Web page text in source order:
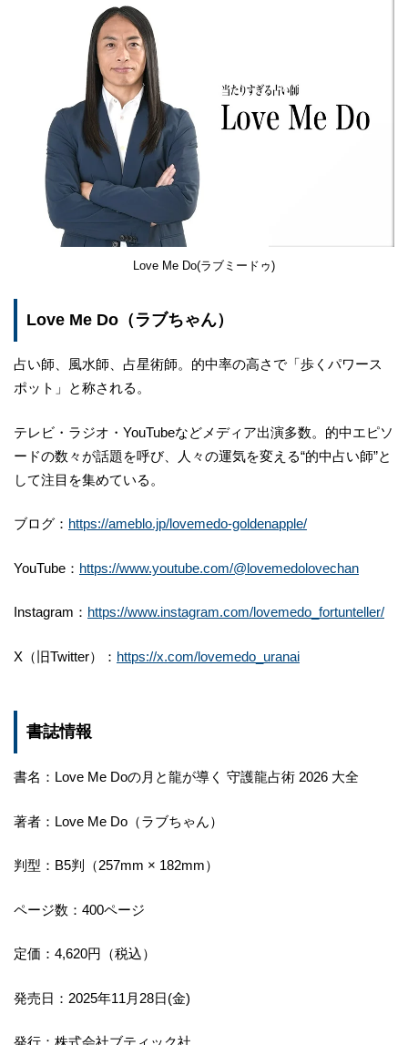
Love Me Do(ラブミードゥ)
Love Me Do（ラブちゃん）
占い師、風水師、占星術師。的中率の高さで「歩くパワース
ポット」と称される。
テレビ・ラジオ・YouTubeなどメディア出演多数。的中エピソ
ードの数々が話題を呼び、人々の運気を変える“的中占い師”と
して注目を集めている。
ブログ： https://ameblo.jp/lovemedo-goldenapple/
YouTube： https://www.youtube.com/@lovemedolovechan
Instagram： https://www.instagram.com/lovemedo_fortunteller/
X（旧Twitter）： https://x.com/lovemedo_uranai
書誌情報
書名：Love Me Doの月と龍が導く 守護龍占術 2026 大全
著者：Love Me Do（ラブちゃん）
判型：B5判（257mm × 182mm）
ページ数：400ページ
定価：4,620円（税込）
発売日：2025年11月28日(金)
発行：株式会社ブティック社